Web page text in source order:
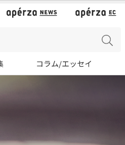
コラム/エッセイ